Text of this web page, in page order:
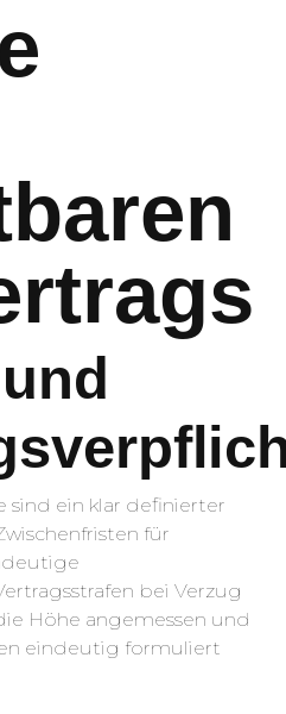
sind ein klar definierter
für
bei Verzug
Höhe angemessen und
eindeutig formuliert